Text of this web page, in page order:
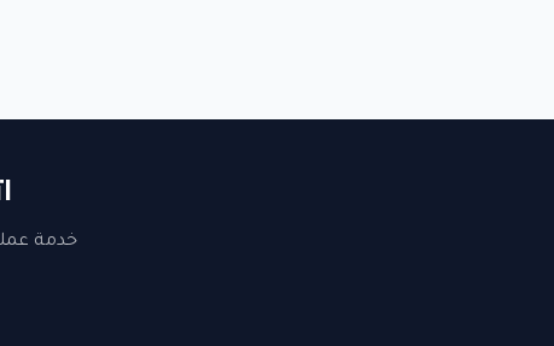
خدمة عملاء 24 ساعة. نصلك في القاهرة والجيزة. ضمان شامل على